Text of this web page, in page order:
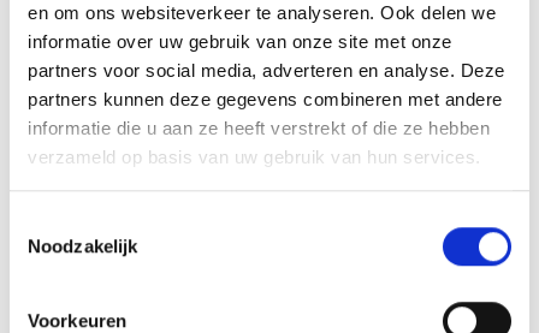
en om ons websiteverkeer te analyseren. Ook delen we
informatie over uw gebruik van onze site met onze
partners voor social media, adverteren en analyse. Deze
partners kunnen deze gegevens combineren met andere
informatie die u aan ze heeft verstrekt of die ze hebben
verzameld op basis van uw gebruik van hun services.
Noodzakelijk
Voorkeuren